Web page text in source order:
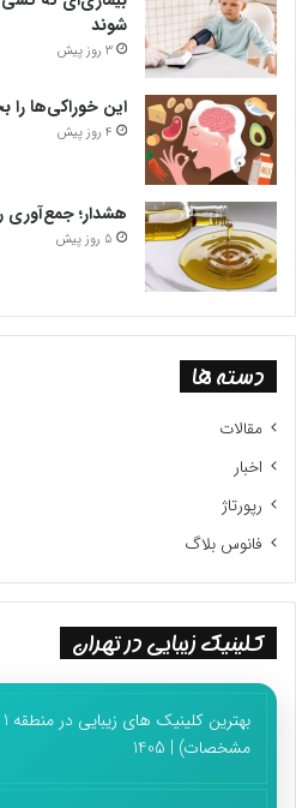
شوند
3 روز پیش
این خوراکی‌ها را
4 روز پیش
هشدار؛ جمع‌آوری
5 روز پیش
دسته ها
مقالات
اخبار
رپورتاژ
فانوس بلاگ
کلینیک زیبایی در تهران
مشخصات) | 1405